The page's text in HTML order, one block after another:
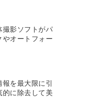
影ソフトがパ
やオートフォー
を最大限に引
的に除去して美